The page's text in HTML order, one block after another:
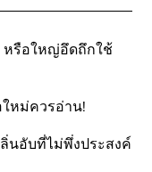
รือใหญ่อึดถึกใช้
หม่ควรอ่าน!
นอับที่ไม่พึ่งประสงค์